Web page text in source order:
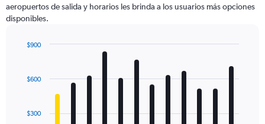
aeropuertos de salida y horarios les brinda a los usuarios más opciones
disponibles.
with
12
The
$300
$600
$900